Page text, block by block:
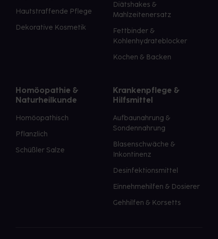
Hautstraffende Pflege
Dekorative Kosmetik
Diätshakes &
Mahlzeitenersatz
Fettbinder &
Kohlenhydrateblocker
Kochen & Backen
Homöopathie &
Naturheilkunde
Homöopathisch
Pflanzlich
Schüßler Salze
Krankenpflege &
Hilfsmittel
Aufbaunahrung &
Sondennahrung
Blasenschwäche &
Inkontinenz
Desinfektionsmittel
Einnehmehilfen & Dosierer
Gehhilfen & Korsetts